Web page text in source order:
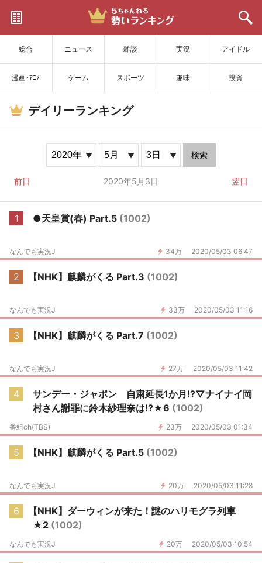
総合 ニュース 雑談 実況 アイドル
漫画･ｱﾆﾒ ゲーム スポーツ 趣味 投資
サイトを更新
デイリーランキング
検索
前日 2020年5月3日 翌日
1 ●天皇賞(春) Part.5 (1002)
34万 2020/05/03 06:47
なんでも実況J
2 【NHK】麒麟がくる Part.3 (1002)
33万 2020/05/03 11:16
なんでも実況J
3 【NHK】麒麟がくる Part.7 (1002)
27万 2020/05/03 11:42
なんでも実況J
4
サンデー・ジャポン 自粛延長1か月!?▽ナイナイ岡
村さん謝罪に鈴木紗理奈は!?★6 (1002)
23万 2020/05/03 01:34
番組ch(TBS)
5 【NHK】麒麟がくる Part.5 (1002)
20万 2020/05/03 11:28
なんでも実況J
6
【NHK】ダーウィンが来た！謎のハリモグラ列車
★2 (1002)
20万 2020/05/03 10:54
なんでも実況J